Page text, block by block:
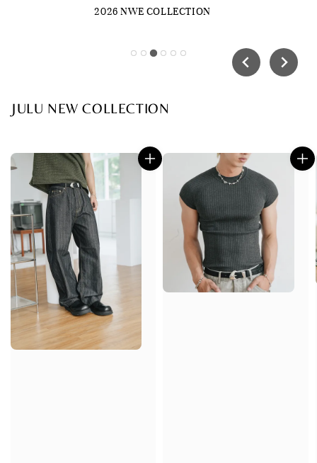
2026 NWE COLLECTION
JULU NEW COLLECTION